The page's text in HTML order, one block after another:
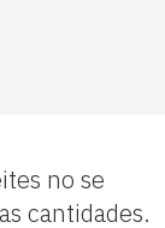
no se
cantidades.